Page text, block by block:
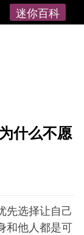
迷你百科
什么不愿
选择让自己
和他人都是可